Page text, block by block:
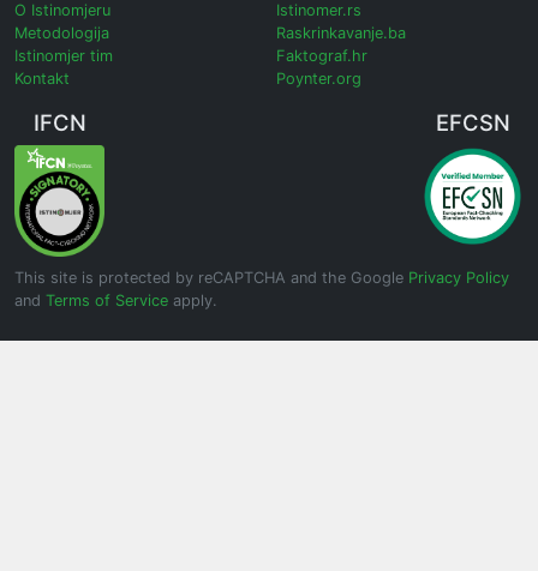
O Istinomjeru
Metodologija
Istinomjer tim
Kontakt
Istinomer.rs
Raskrinkavanje.ba
Faktograf.hr
Poynter.org
IFCN EFCSN
This site is protected by reCAPTCHA and the Google Privacy Policy
and Terms of Service apply.